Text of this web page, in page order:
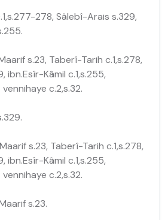
278, Sâlebî-Arais s.329,
s.23, Taberî-Tarih c.1,s.278,
ibn.Esîr-Kâmil c.1,s.255,
c.2,s.32.
s.23, Taberî-Tarih c.1,s.278,
ibn.Esîr-Kâmil c.1,s.255,
c.2,s.32.
s.23.